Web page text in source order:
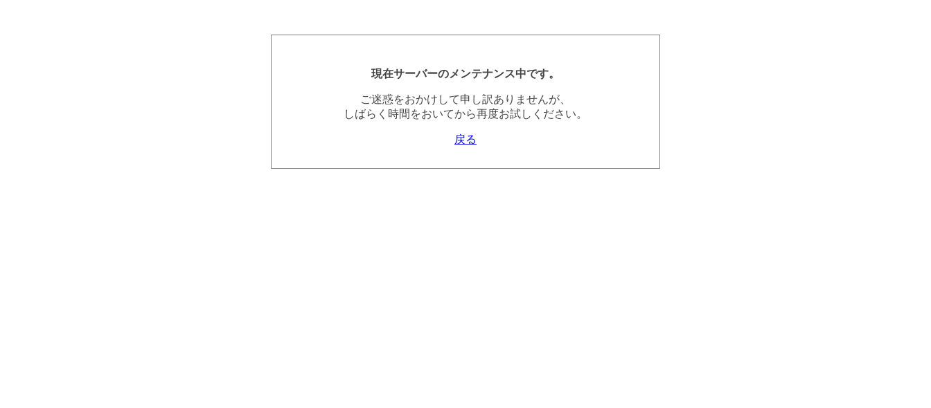
現在サーバーのメンテナンス中です。
ご迷惑をおかけして申し訳ありませんが、
しばらく時間をおいてから再度お試しください。
戻る